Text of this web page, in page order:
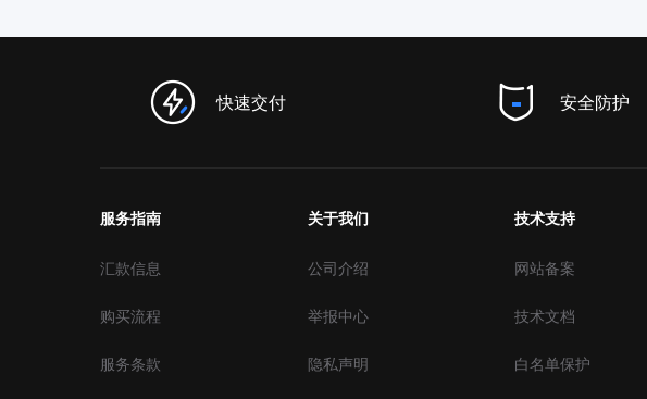
快速交付 安全防护
服务指南
汇款信息
购买流程
服务条款
关于我们
公司介绍
举报中心
隐私声明
技术支持
网站备案
技术文档
白名单保护